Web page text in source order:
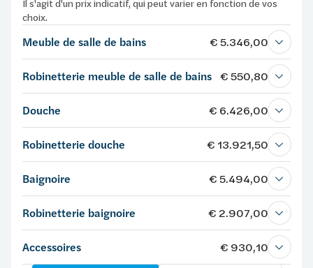
Il s'agit d'un prix indicatif, qui peut varier en fonction de vos
choix.
Meuble de salle de bains € 5.346,00
Robinetterie meuble de salle de bains € 550,80
Douche € 6.426,00
Robinetterie douche € 13.921,50
Baignoire € 5.494,00
Robinetterie baignoire € 2.907,00
Accessoires € 930,10